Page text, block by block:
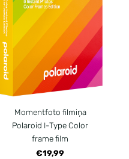
Momentfoto filmiņa
Polaroid I-Type Color
frame film
€19,99